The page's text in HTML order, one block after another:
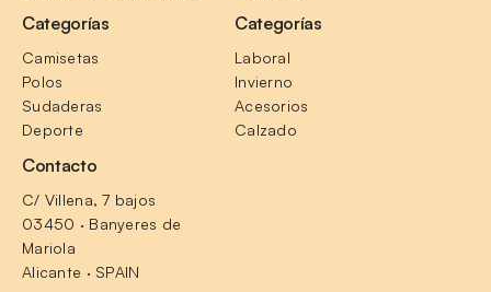
Categorías
Camisetas
Polos
Sudaderas
Deporte
Categorías
Laboral
Invierno
Acesorios
Calzado
Contacto
C/ Villena, 7 bajos
03450 · Banyeres de
Mariola
Alicante · SPAIN